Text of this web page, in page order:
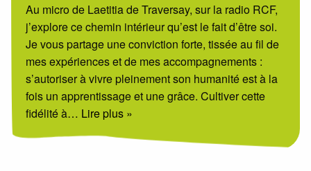
Au micro de Laetitia de Traversay, sur la radio RCF,
j’explore ce chemin intérieur qu’est le fait d’être soi.
Je vous partage une conviction forte, tissée au fil de
mes expériences et de mes accompagnements :
s’autoriser à vivre pleinement son humanité est à la
fois un apprentissage et une grâce. Cultiver cette
fidélité à… Lire plus »